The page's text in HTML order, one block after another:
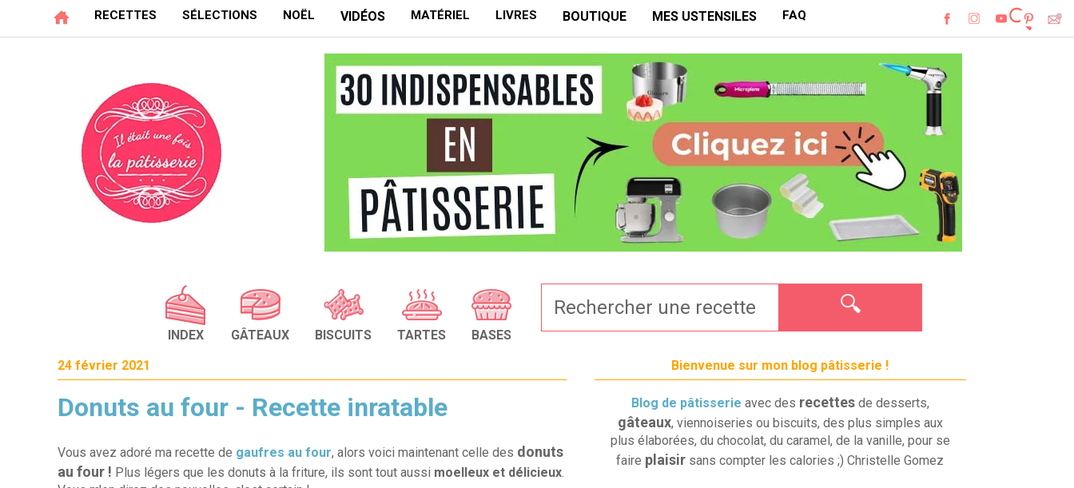
RECETTES SÉLECTIONS NOËL VIDÉOS MATÉRIEL LIVRES BOUTIQUE MES USTENSILES FAQ
INDEX GÂTEAUX BISCUITS TARTES BASES
🔍
24 février 2021
Donuts au four - Recette inratable
Vous avez adoré ma recette de gaufres au four, alors voici maintenant celle des donuts
au four ! Plus légers que les donuts à la friture, ils sont tout aussi moelleux et délicieux.
Bienvenue sur mon blog pâtisserie !
Blog de pâtisserie avec des recettes de desserts,
gâteaux, viennoiseries ou biscuits, des plus simples aux
plus élaborées, du chocolat, du caramel, de la vanille, pour se
faire plaisir sans compter les calories ;) Christelle Gomez